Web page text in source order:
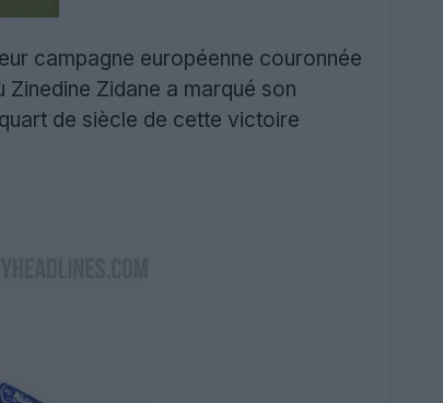
campagne européenne couronnée
Zidane a marqué son
de siècle de cette victoire